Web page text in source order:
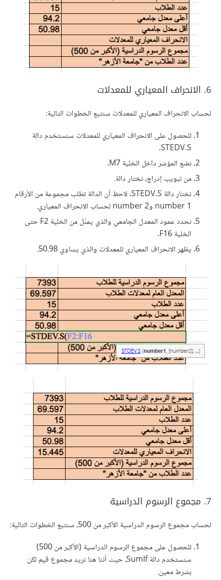
6. الانحراف المعياري للمعدلات
لحساب الانحراف المعياري للمعدلات سنتبع الخطوات التالية:
للحصول على الانحراف المعياري للمعدلات سنستخدم دالة
STEDV.S.
نضع المؤشر داخل الخلية M7.
من تبويب إدراج، نختار دالة.
نختار دالة STEDV.S. لاحظ أن الدالة تطلب مجموعة من الأرقام
number 1 وnumber 2 لحساب الانحراف المعياري.
نحدد عمود المعدل الجامعي والذي يمثّل من الخلية F2 حتى
الخلية F16.
يظهر الانحراف المعياري للمعدلات والذي يساوي 50.98.
7. مجموع الرسوم الدراسية
لحساب مجموع الرسوم الدراسية الأكبر من 500، سنتبع الخطوات التالية:
للحصول على مجموع الرسوم الدراسية (الأكبر من 500)
سنستخدم دالة SumIf، حيث أننا هنا نريد مجموع قيم لكن
بشرط معين.